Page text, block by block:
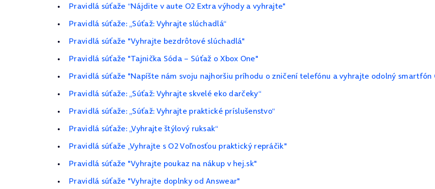
Pravidlá súťaže “Nájdite v aute O2 Extra výhody a vyhrajte"
Pravidlá súťaže: „Súťaž: Vyhrajte slúchadlá“
Pravidlá súťaže "Vyhrajte bezdrôtové slúchadlá"
Pravidlá súťaže "Tajnička Sóda – Súťaž o Xbox One"
Pravidlá súťaže "Napíšte nám svoju najhoršiu príhodu o zničení telefónu a vyhrajte odolný smartfón
Pravidlá súťaže: „Súťaž: Vyhrajte skvelé eko darčeky“
Pravidlá súťaže: „Súťaž: Vyhrajte praktické príslušenstvo“
Pravidlá súťaže: „Vyhrajte štýlový ruksak“
Pravidlá súťaže „Vyhrajte s O2 Voľnosťou praktický repráčik"
Pravidlá súťaže "Vyhrajte poukaz na nákup v hej.sk"
Pravidlá súťaže "Vyhrajte doplnky od Answear"